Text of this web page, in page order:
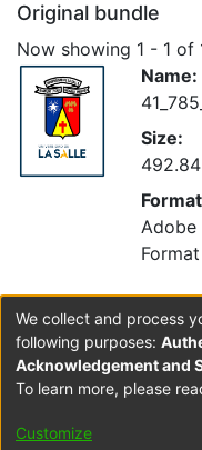
Original bundle
Now showing 1 - 1 of
Name:
Size:
Adobe
Format
Collections
Medicina Veterinaria
Cookie
We collect and process
following purposes:
Acknowledgement and
To learn more, please
Customize